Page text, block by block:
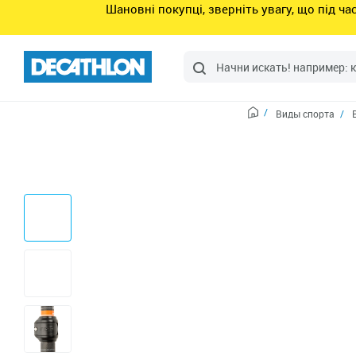
Шановні покупці, зверніть увагу, що під
Виды спорта